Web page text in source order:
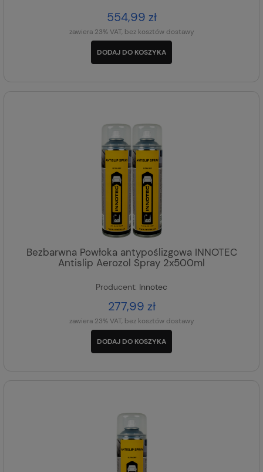
554,99 zł
zawiera 23% VAT, bez kosztów dostawy
DODAJ DO KOSZYKA
Bezbarwna Powłoka antypoślizgowa INNOTEC
Antislip Aerozol Spray 2x500ml
Producent: Innotec
277,99 zł
zawiera 23% VAT, bez kosztów dostawy
DODAJ DO KOSZYKA